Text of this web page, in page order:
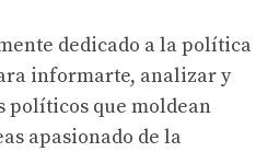
dedicado a la política
informarte, analizar y
políticos que moldean
apasionado de la